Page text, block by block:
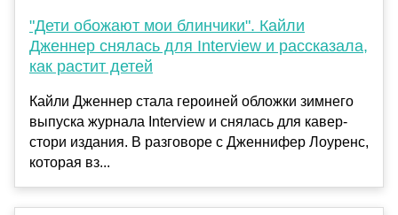
"Дети обожают мои блинчики". Кайли
Дженнер снялась для Interview и рассказала,
как растит детей
Кайли Дженнер стала героиней обложки зимнего
выпуска журнала Interview и снялась для кавер-
стори издания. В разговоре с Дженнифер Лоуренс,
которая вз...